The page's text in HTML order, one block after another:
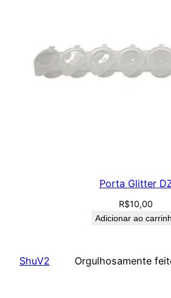
Porta Glitter
R$10,00
Adicionar ao
ShuV2 Orgulhosamente